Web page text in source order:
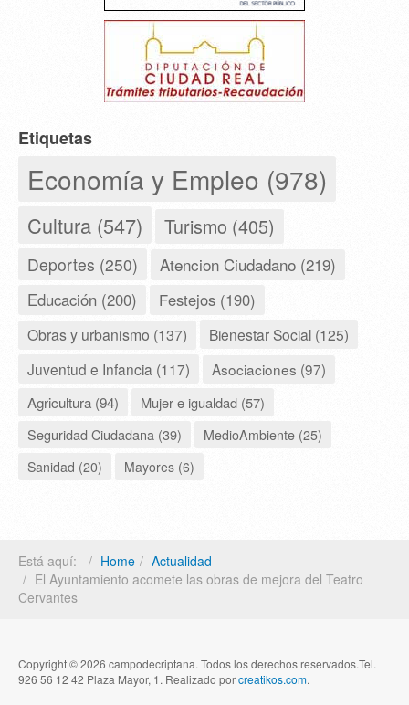
Etiquetas
Economía y Empleo (978)
Cultura (547) Turismo (405)
Deportes (250) Atencion Ciudadano (219)
Educación (200) Festejos (190)
Obras y urbanismo (137)
Bienestar Social (125)
Juventud e Infancia (117)
Asociaciones (97)
Agricultura (94)
Mujer e igualdad (57)
Seguridad Ciudadana (39)
MedioAmbiente (25)
Sanidad (20)
Mayores (6)
Está aquí: Home
Actualidad
El Ayuntamiento acomete las obras de mejora del Teatro
Cervantes
Copyright © 2026 campodecriptana. Todos los derechos reservados.Tel.
926 56 12 42 Plaza Mayor, 1. Realizado porcreatikos.com.